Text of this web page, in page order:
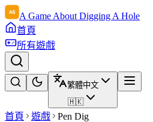
A Game About Digging A Hole
首頁
所有遊戲
繁體中文
🇭🇰
首頁 遊戲 Pen Dig